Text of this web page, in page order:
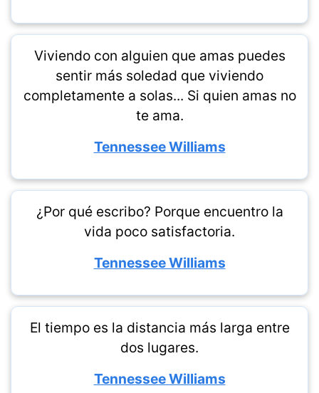
Viviendo con alguien que amas puedes
sentir más soledad que viviendo
completamente a solas... Si quien amas no
te ama.
Tennessee Williams
¿Por qué escribo? Porque encuentro la
vida poco satisfactoria.
Tennessee Williams
El tiempo es la distancia más larga entre
dos lugares.
Tennessee Williams